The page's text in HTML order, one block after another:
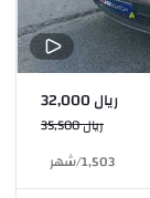
ريال 32,000
ريال 35,500
1,503
/شهر